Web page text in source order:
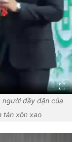
người đầy đặn của
tán xôn xao